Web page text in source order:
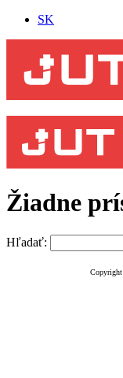
SK
Žiadne
Hľadať:
Copyright